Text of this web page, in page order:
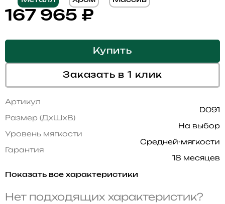
167 965 ₽
Купить
Заказать в 1 клик
Артикул
D091
Размер (ДхШхВ)
На выбор
Уровень мягкости
Средней-мягкости
Гарантия
18 месяцев
Показать все характеристики
Нет подходящих характеристик?